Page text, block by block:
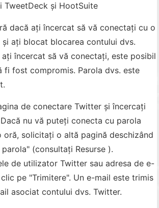
TweetDeck și HootSuite
dacă ați încercat să vă conectați cu o
ați blocat blocarea contului dvs.
ați încercat să vă conectați, este posibil
fi fost compromis. Parola dvs. este
de conectare Twitter și încercați
nu vă puteți conecta cu parola
oră, solicitați o altă pagină deschizând
(consultați Resurse ).
de utilizator Twitter sau adresa de e-
pe "Trimitere". Un e-mail este trimis
asociat contului dvs. Twitter.